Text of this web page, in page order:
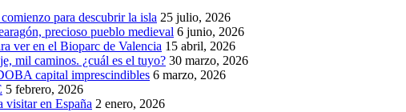
para descubrir la isla 25 julio, 2026
precioso pueblo medieval 6 junio, 2026
ver en el Bioparc de Valencia 15 abril, 2026
mil caminos. ¿cuál es el tuyo? 30 marzo, 2026
capital imprescindibles 6 marzo, 2026
5 febrero, 2026
visitar en España 2 enero, 2026